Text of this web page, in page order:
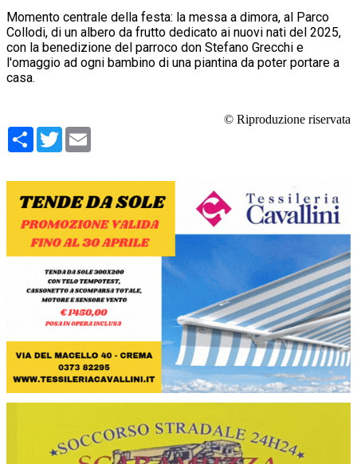
Momento centrale della festa: la messa a dimora, al Parco
Collodi, di un albero da frutto dedicato ai nuovi nati del 2025,
con la benedizione del parroco don Stefano Grecchi e
l'omaggio ad ogni bambino di una piantina da poter portare a
casa.
© Riproduzione riservata
Condividi
Twitter